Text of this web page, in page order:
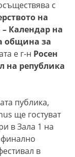
с
на
Календар на
община за
е г-н Росен
на република
публика,
ще гостуват
в Зала 1 на
в